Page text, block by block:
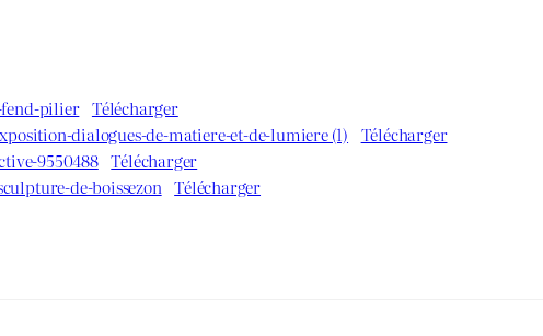
pilier Télécharger
dialogues-de-matiere-et-de-lumiere (1) Télécharger
9550488 Télécharger
de-boissezon Télécharger